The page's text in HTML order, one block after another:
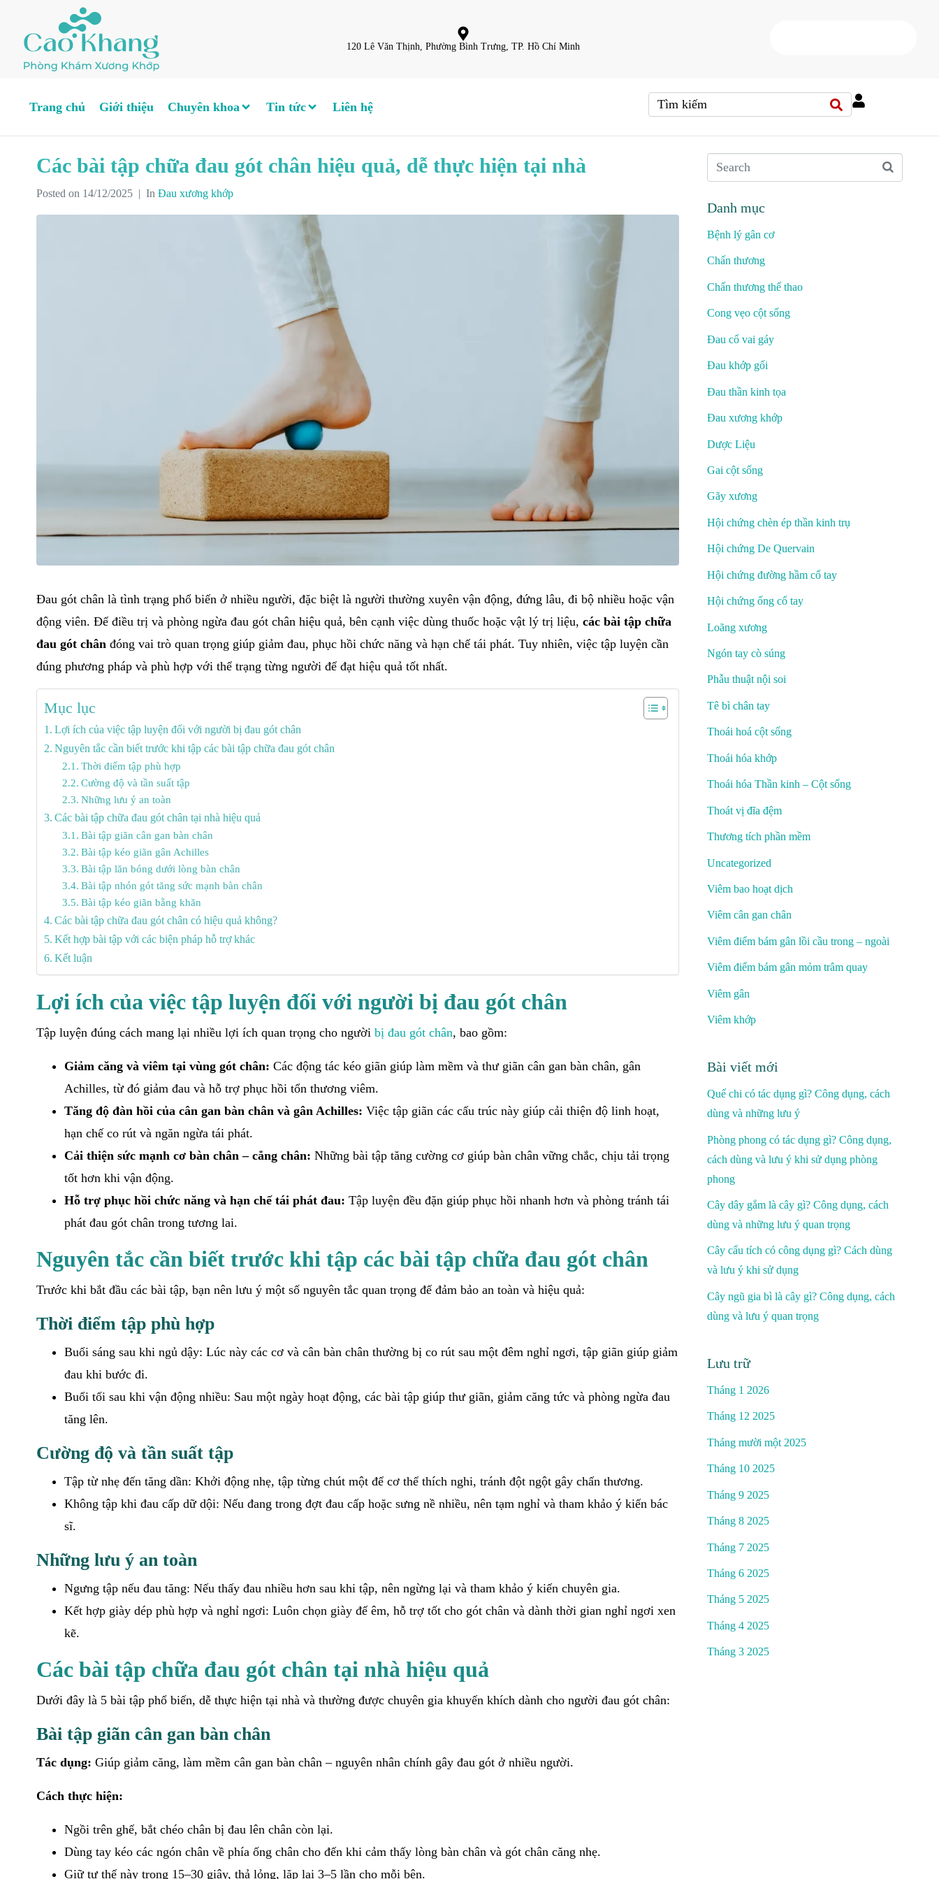
120 Lê Văn Thịnh, Phường Bình Trưng, TP. Hồ Chí Minh
Trang chủ Giới thiệu Chuyên khoa Tin tức Liên hệ
Các bài tập chữa đau gót chân hiệu quả, dễ thực hiện tại nhà
Posted on 14/12/2025 In Đau xương khớp
Đau gót chân là tình trạng phổ biến ở nhiều người, đặc biệt là người thường xuyên vận động, đứng lâu, đi bộ nhiều hoặc vận
động viên. Để điều trị và phòng ngừa đau gót chân hiệu quả, bên cạnh việc dùng thuốc hoặc vật lý trị liệu, các bài tập chữa
đau gót chân đóng vai trò quan trọng giúp giảm đau, phục hồi chức năng và hạn chế tái phát. Tuy nhiên, việc tập luyện cần
đúng phương pháp và phù hợp với thể trạng từng người để đạt hiệu quả tốt nhất.
Mục lục
Lợi ích của việc tập luyện đối với người bị đau gót chân
Nguyên tắc cần biết trước khi tập các bài tập chữa đau gót chân
Thời điểm tập phù hợp
Cường độ và tần suất tập
Những lưu ý an toàn
Các bài tập chữa đau gót chân tại nhà hiệu quả
Bài tập giãn cân gan bàn chân
Bài tập kéo giãn gân Achilles
Bài tập lăn bóng dưới lòng bàn chân
Bài tập nhón gót tăng sức mạnh bàn chân
Bài tập kéo giãn bằng khăn
Các bài tập chữa đau gót chân có hiệu quả không?
Kết hợp bài tập với các biện pháp hỗ trợ khác
Kết luận
Lợi ích của việc tập luyện đối với người bị đau gót chân
Tập luyện đúng cách mang lại nhiều lợi ích quan trọng cho người bị đau gót chân, bao gồm:
Giảm căng và viêm tại vùng gót chân: Các động tác kéo giãn giúp làm mềm và thư giãn cân gan bàn chân, gân
Achilles, từ đó giảm đau và hỗ trợ phục hồi tổn thương viêm.
Tăng độ đàn hồi của cân gan bàn chân và gân Achilles: Việc tập giãn các cấu trúc này giúp cải thiện độ linh hoạt,
hạn chế co rút và ngăn ngừa tái phát.
Cải thiện sức mạnh cơ bàn chân – cẳng chân: Những bài tập tăng cường cơ giúp bàn chân vững chắc, chịu tải trọng
tốt hơn khi vận động.
Hỗ trợ phục hồi chức năng và hạn chế tái phát đau: Tập luyện đều đặn giúp phục hồi nhanh hơn và phòng tránh tái
phát đau gót chân trong tương lai.
Nguyên tắc cần biết trước khi tập các bài tập chữa đau gót chân
Trước khi bắt đầu các bài tập, bạn nên lưu ý một số nguyên tắc quan trọng để đảm bảo an toàn và hiệu quả:
Thời điểm tập phù hợp
Buổi sáng sau khi ngủ dậy: Lúc này các cơ và cân bàn chân thường bị co rút sau một đêm nghỉ ngơi, tập giãn giúp giảm
đau khi bước đi.
Buổi tối sau khi vận động nhiều: Sau một ngày hoạt động, các bài tập giúp thư giãn, giảm căng tức và phòng ngừa đau
tăng lên.
Cường độ và tần suất tập
Tập từ nhẹ đến tăng dần: Khởi động nhẹ, tập từng chút một để cơ thể thích nghi, tránh đột ngột gây chấn thương.
Không tập khi đau cấp dữ dội: Nếu đang trong đợt đau cấp hoặc sưng nề nhiều, nên tạm nghỉ và tham khảo ý kiến bác
sĩ.
Những lưu ý an toàn
Ngưng tập nếu đau tăng: Nếu thấy đau nhiều hơn sau khi tập, nên ngừng lại và tham khảo ý kiến chuyên gia.
Kết hợp giày dép phù hợp và nghỉ ngơi: Luôn chọn giày đế êm, hỗ trợ tốt cho gót chân và dành thời gian nghỉ ngơi xen
kẽ.
Các bài tập chữa đau gót chân tại nhà hiệu quả
Dưới đây là 5 bài tập phổ biến, dễ thực hiện tại nhà và thường được chuyên gia khuyến khích dành cho người đau gót chân:
Bài tập giãn cân gan bàn chân
Tác dụng: Giúp giảm căng, làm mềm cân gan bàn chân – nguyên nhân chính gây đau gót ở nhiều người.
Cách thực hiện:
Ngồi trên ghế, bắt chéo chân bị đau lên chân còn lại.
Dùng tay kéo các ngón chân về phía ống chân cho đến khi cảm thấy lòng bàn chân và gót chân căng nhẹ.
Giữ tư thế này trong 15–30 giây, thả lỏng, lặp lại 3–5 lần cho mỗi bên.
Danh mục
Bệnh lý gân cơ
Chấn thương
Chấn thương thể thao
Cong vẹo cột sống
Đau cổ vai gáy
Đau khớp gối
Đau thần kinh tọa
Đau xương khớp
Dược Liệu
Gai cột sống
Gãy xương
Hội chứng chèn ép thần kinh trụ
Hội chứng De Quervain
Hội chứng đường hầm cổ tay
Hội chứng ống cổ tay
Loãng xương
Ngón tay cò súng
Phẫu thuật nội soi
Tê bì chân tay
Thoái hoá cột sống
Thoái hóa khớp
Thoái hóa Thần kinh – Cột sống
Thoát vị đĩa đệm
Thương tích phần mềm
Uncategorized
Viêm bao hoạt dịch
Viêm cân gan chân
Viêm điểm bám gân lồi cầu trong – ngoài
Viêm điểm bám gân mỏm trâm quay
Viêm gân
Viêm khớp
Bài viết mới
Quế chi có tác dụng gì? Công dụng, cách
dùng và những lưu ý
Phòng phong có tác dụng gì? Công dụng,
cách dùng và lưu ý khi sử dụng phòng
phong
Cây dây gắm là cây gì? Công dụng, cách
dùng và những lưu ý quan trọng
Cây cẩu tích có công dụng gì? Cách dùng
và lưu ý khi sử dụng
Cây ngũ gia bì là cây gì? Công dụng, cách
dùng và lưu ý quan trọng
Lưu trữ
Tháng 1 2026
Tháng 12 2025
Tháng mười một 2025
Tháng 10 2025
Tháng 9 2025
Tháng 8 2025
Tháng 7 2025
Tháng 6 2025
Tháng 5 2025
Tháng 4 2025
Tháng 3 2025